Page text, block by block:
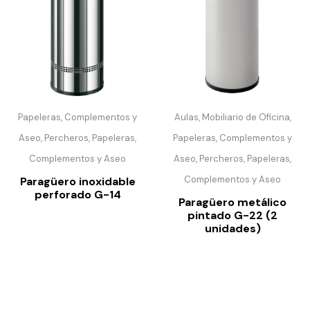
Papeleras, Complementos y
Aseo, Percheros, Papeleras,
Complementos y Aseo
Paragüero inoxidable
perforado G-14
Aulas, Mobiliario de Oficina,
Papeleras, Complementos y
Aseo, Percheros, Papeleras,
Complementos y Aseo
Paragüero metálico
pintado G-22 (2
unidades)